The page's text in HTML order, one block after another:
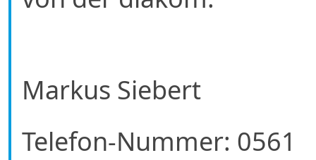
Markus Siebert
Telefon-Nummer: 0561